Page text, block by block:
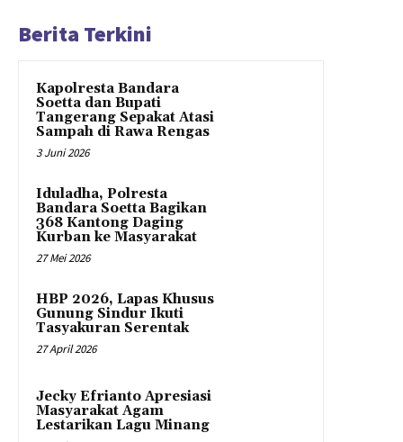
Berita Terkini
Kapolresta Bandara
Soetta dan Bupati
Tangerang Sepakat Atasi
Sampah di Rawa Rengas
3 Juni 2026
Iduladha, Polresta
Bandara Soetta Bagikan
368 Kantong Daging
Kurban ke Masyarakat
27 Mei 2026
HBP 2026, Lapas Khusus
Gunung Sindur Ikuti
Tasyakuran Serentak
27 April 2026
Jecky Efrianto Apresiasi
Masyarakat Agam
Lestarikan Lagu Minang